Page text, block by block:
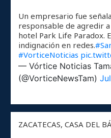
Un empresario fue
responsable de agredir
hotel Park Life Paradox.
indignación en redes.
#VorticeNoticias
— Vórtice Noticias
(@VorticeNewsTam)
ZACATECAS, CASA DEL